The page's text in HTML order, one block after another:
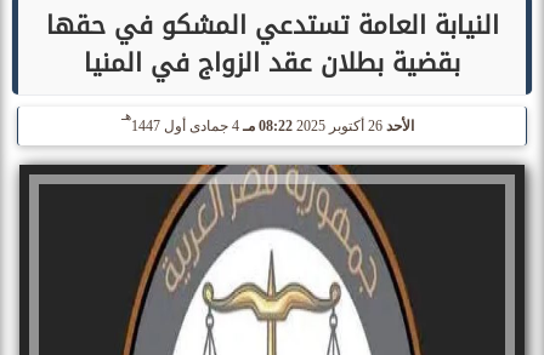
النيابة العامة تستدعي المشكو في حقها
بقضية بطلان عقد الزواج في المنيا
الأحد 26 أكتوبر 2025 08:22 مـ 4 جمادى أول 1447
هـ